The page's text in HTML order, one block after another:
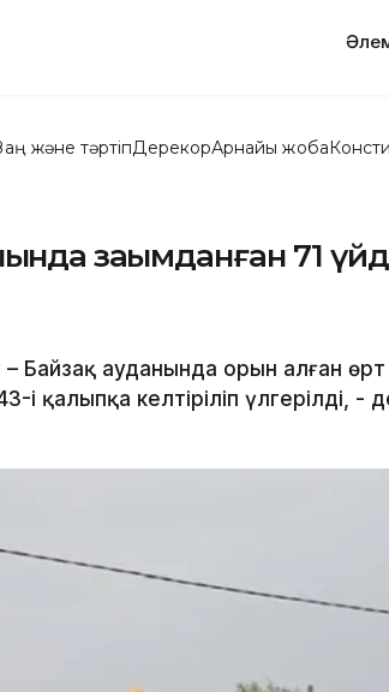
және тәртіпДерекқорАрнайы жоба
зақымданған 71
– Байзақ ауданында орын алған
і қалыпқа келтіріліп үлгерілді, -